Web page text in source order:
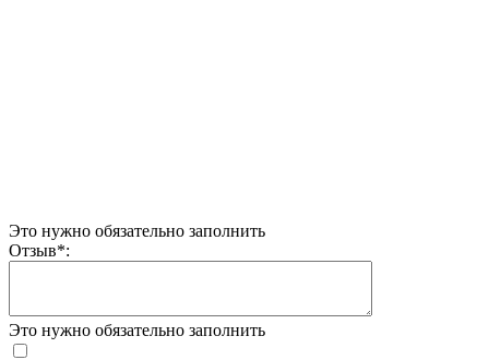
Это нужно обязательно заполнить
Отзыв*:
Это нужно обязательно заполнить